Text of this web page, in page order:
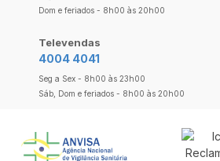
Dom e feriados - 8h00 às 20h00
Televendas
4004 4041
Seg a Sex - 8h00 às 23h00
Sáb, Dom e feriados - 8h00 às 20h00